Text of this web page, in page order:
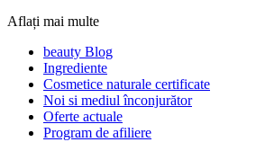
Aflați mai multe
beauty Blog
Ingrediente
Cosmetice naturale certificate
Noi si mediul înconjurător
Oferte actuale
Program de afiliere